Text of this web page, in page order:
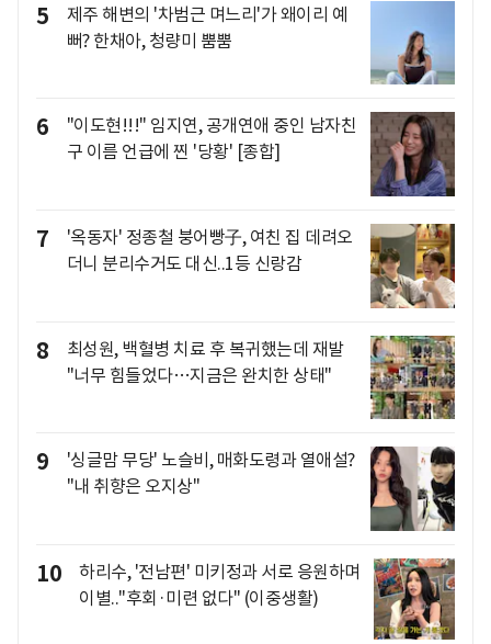
5
제주 해변의 '차범근 며느리'가 왜이리 예
뻐? 한채아, 청량미 뿜뿜
6
"이도현!!!" 임지연, 공개연애 중인 남자친
구 이름 언급에 찐 '당황' [종합]
7
'옥동자' 정종철 붕어빵子, 여친 집 데려오
더니 분리수거도 대신..1등 신랑감
8
최성원, 백혈병 치료 후 복귀했는데 재발
"너무 힘들었다…지금은 완치한 상태"
9
'싱글맘 무당' 노슬비, 매화도령과 열애설?
"내 취향은 오지상"
10
하리수, '전남편' 미키정과 서로 응원하며
이별.."후회·미련 없다" (이중생활)